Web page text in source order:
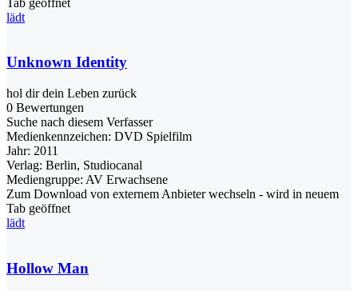
lädt
Unknown Identity
hol dir dein Leben zurück
0 Bewertungen
Suche nach diesem Verfasser
Medienkennzeichen: DVD Spielfilm
Jahr: 2011
Verlag: Berlin, Studiocanal
Mediengruppe: AV Erwachsene
Zum Download von externem Anbieter wechseln - wird in neuem
Tab geöffnet
lädt
Hollow Man